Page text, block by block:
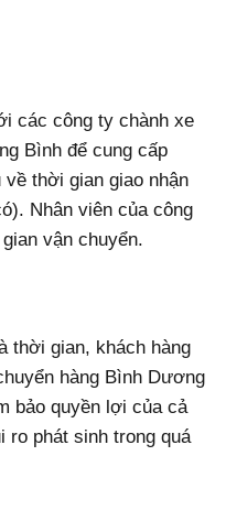
các công ty chành xe
Bình để cung cấp
thời gian giao nhận
Nhân viên của công
vận chuyển.
thời gian, khách hàng
hàng Bình Dương
bảo quyền lợi của cả
ro phát sinh trong quá